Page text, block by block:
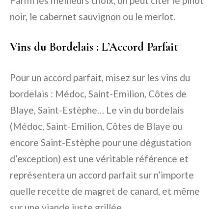
noir, le cabernet sauvignon ou le merlot.
Vins du Bordelais : L’Accord Parfait
Pour un accord parfait, misez sur les vins du
bordelais : Médoc, Saint-Emilion, Côtes de
Blaye, Saint-Estèphe… Le vin du bordelais
(Médoc, Saint-Emilion, Côtes de Blaye ou
encore Saint-Estèphe pour une dégustation
d’exception) est une véritable référence et
représentera un accord parfait sur n’importe
quelle recette de magret de canard, et même